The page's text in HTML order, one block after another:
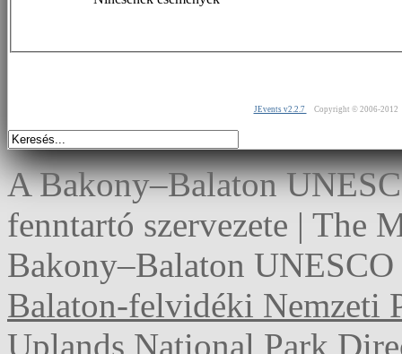
JEvents v2.2.7 Copyright © 2006-2012
A Bakony–Balaton
fenntartó szervezete | The
Bakony–Balaton
Balaton-felvidéki Nemzeti
Uplands National Park